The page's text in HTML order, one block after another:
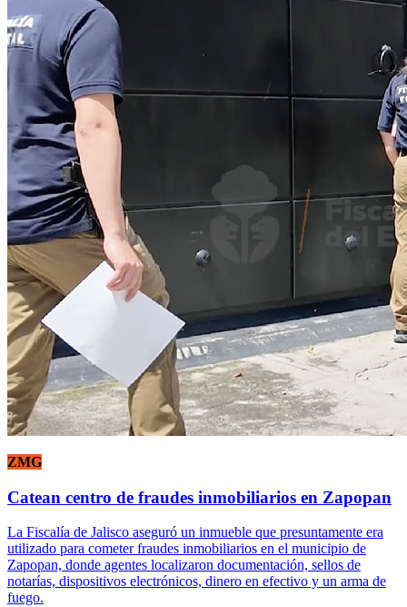
ZMG
Catean centro de fraudes inmobiliarios en Zapopan
La Fiscalía de Jalisco aseguró un inmueble que presuntamente era
utilizado para cometer fraudes inmobiliarios en el municipio de
Zapopan, donde agentes localizaron documentación, sellos de
notarías, dispositivos electrónicos, dinero en efectivo y un arma de
fuego.